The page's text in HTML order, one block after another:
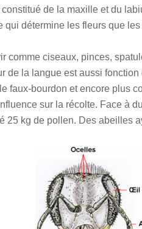
de la maxille et du
qui détermine les fleurs que
comme ciseaux, pinces,
de la langue est aussi
faux-bourdon et encore plus
sur la récolte. Face à
25 kg de pollen. Des abeilles